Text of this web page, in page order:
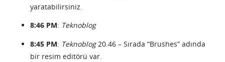
yaratabilirsiniz.
8:46 PM: Teknoblog
8:45 PM: Teknoblog20.46 – Sırada “Brushes” adında
bir resim editörü var.